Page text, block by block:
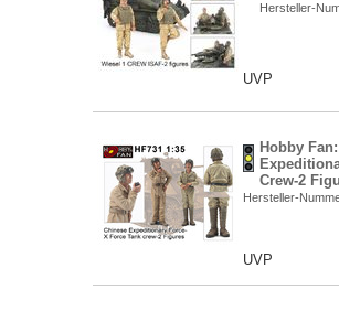
Hersteller-
UVP
Hobby
Crew-2
Hersteller-
UVP